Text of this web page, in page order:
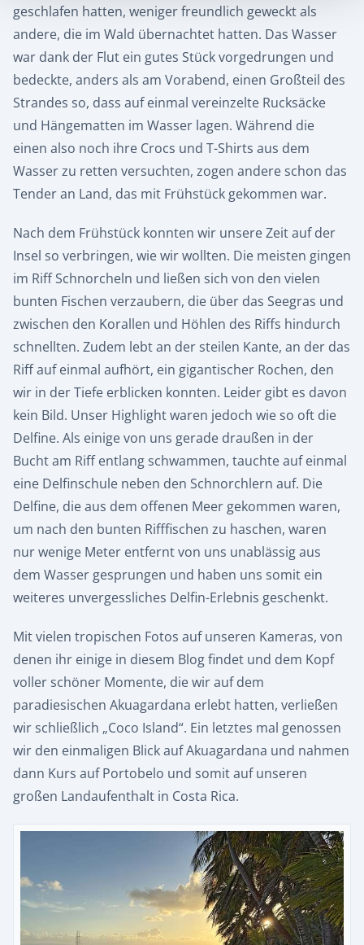
geschlafen hatten, weniger freundlich geweckt als
andere, die im Wald übernachtet hatten. Das Wasser
war dank der Flut ein gutes Stück vorgedrungen und
bedeckte, anders als am Vorabend, einen Großteil des
Strandes so, dass auf einmal vereinzelte Rucksäcke
und Hängematten im Wasser lagen. Während die
einen also noch ihre Crocs und T-Shirts aus dem
Wasser zu retten versuchten, zogen andere schon das
Tender an Land, das mit Frühstück gekommen war.
Nach dem Frühstück konnten wir unsere Zeit auf der
Insel so verbringen, wie wir wollten. Die meisten gingen
im Riff Schnorcheln und ließen sich von den vielen
bunten Fischen verzaubern, die über das Seegras und
zwischen den Korallen und Höhlen des Riffs hindurch
schnellten. Zudem lebt an der steilen Kante, an der das
Riff auf einmal aufhört, ein gigantischer Rochen, den
wir in der Tiefe erblicken konnten. Leider gibt es davon
kein Bild. Unser Highlight waren jedoch wie so oft die
Delfine. Als einige von uns gerade draußen in der
Bucht am Riff entlang schwammen, tauchte auf einmal
eine Delfinschule neben den Schnorchlern auf. Die
Delfine, die aus dem offenen Meer gekommen waren,
um nach den bunten Rifffischen zu haschen, waren
nur wenige Meter entfernt von uns unablässig aus
dem Wasser gesprungen und haben uns somit ein
weiteres unvergessliches Delfin-Erlebnis geschenkt.
Mit vielen tropischen Fotos auf unseren Kameras, von
denen ihr einige in diesem Blog findet und dem Kopf
voller schöner Momente, die wir auf dem
paradiesischen Akuagardana erlebt hatten, verließen
wir schließlich „Coco Island“. Ein letztes mal genossen
wir den einmaligen Blick auf Akuagardana und nahmen
dann Kurs auf Portobelo und somit auf unseren
großen Landaufenthalt in Costa Rica.